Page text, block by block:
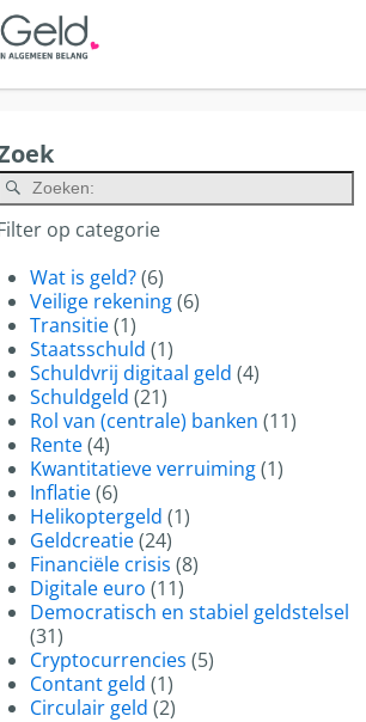
op categorie
Wat is geld?(6)
Veilige rekening(6)
Transitie(1)
Staatsschuld (1)
Schuldvrij digitaal geld (4)
Schuldgeld (21)
Rol van (centrale) banken (11)
Rente(4)
Kwantitatieve verruiming(1)
Inflatie(6)
Helikoptergeld (1)
Geldcreatie(24)
Financiële crisis (8)
Digitale euro (11)
Democratisch en stabiel geldstelsel
(31)
Cryptocurrencies (5)
Contant geld (1)
Circulair geld (2)